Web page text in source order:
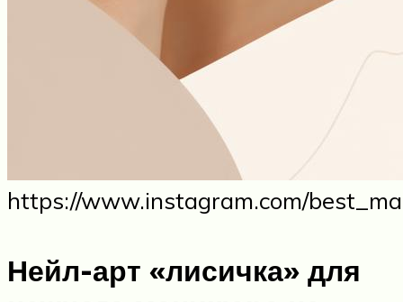
https://www.instagram.com/
Нейл-арт «лисичка» для